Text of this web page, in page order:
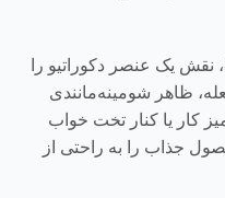
یک عنصر دکوراتیو را
ظاهر شومینه‌مانندی
کار یا کنار تخت خواب
جذاب را به راحتی از